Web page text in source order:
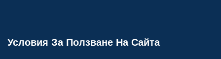
Условия За Ползване На Сайта